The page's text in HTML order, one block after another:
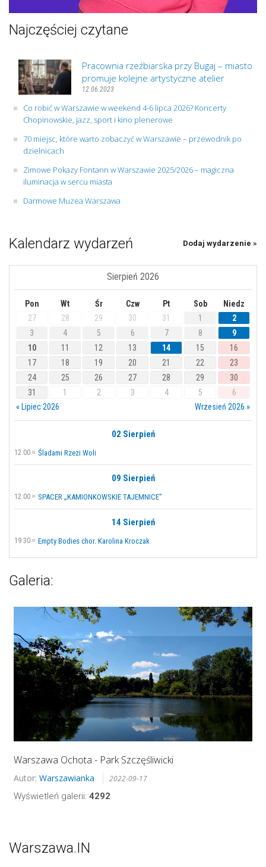
Najczęściej czytane
Pracownia rzeźbiarska przy Bugaj – miasto
promuje kolejne artystyczne atelier
12.06.2023
Co robić w Warszawie w weekend 4-6 lipca 2026? Koncerty
Chopinowskie, jazz, sport i kino plenerowe
70 miejsc, które warto zobaczyć w Warszawie – przewodnik po
dzielnicach
Zimowe Pokazy Fontann w Warszawie 2025/2026 – magiczna
iluminacja w sercu miasta
Darmowe Muzea Warszawa
Kalendarz wydarzeń Dodaj wydarzenie »
Sierpień 2026
Pon Wt Śr Czw Pt Sob
Niedz
27
28 29 30 31 1
2
3
4 5 6 7 8
9
10
11 12 13 14 15
16
17
18 19 20 21 22
23
24
25 26 27 28 29
30
31
1 2 3 4 5
6
« Lipiec 2026
Wrzesień 2026 »
02 Sierpień
12:00 Śladami Rzezi Woli
09 Sierpień
12:00 SPACER „KAMIONKOWSKIE TAJEMNICE”
14 Sierpień
19:30 Empty Bodies chor. Karolina Kroczak
Galeria:
Warszawa Ochota - Park Szczęśliwicki
Autor: Warszawianka 2022-09-17
Wyświetleń galerii: 4292
Warszawa.IN